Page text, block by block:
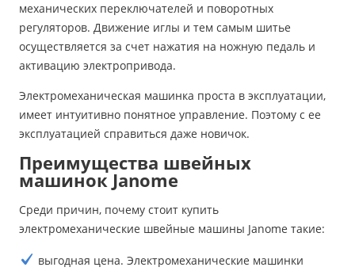
механических переключателей и поворотных
регуляторов. Движение иглы и тем самым шитье
осуществляется за счет нажатия на ножную педаль и
активацию электропривода.
Электромеханическая машинка проста в эксплуатации,
имеет интуитивно понятное управление. Поэтому с ее
эксплуатацией справиться даже новичок.
Преимущества швейных
машинок Janome
Среди причин, почему стоит купить
электромеханические швейные машины Janome такие:
выгодная цена. Электромеханические машинки